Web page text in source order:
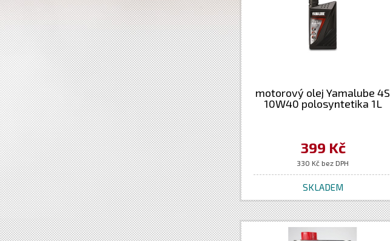
motorový olej Yamalube 4S
10W40 polosyntetika 1L
399 Kč
330 Kč bez DPH
SKLADEM